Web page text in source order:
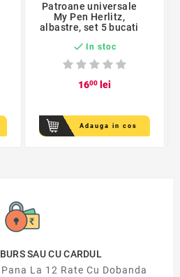
Patroane universale
My Pen Herlitz,
albastre, set 5 bucati
 In stoc
1600lei
Adauga in cos
SAU CU CARDUL
La 12 Rate Cu Dobanda